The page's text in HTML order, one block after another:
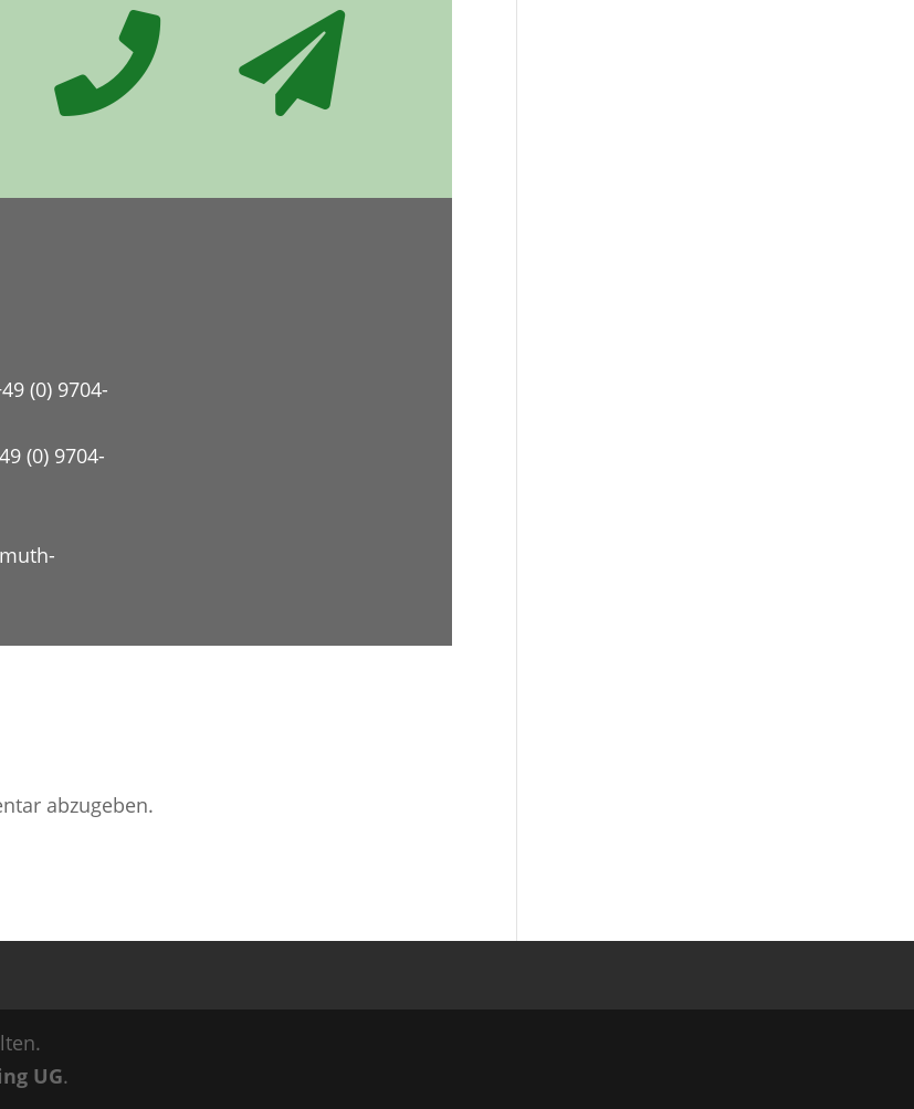
 
(0) 9704-
(0) 9704-
abzugeben.
UG.